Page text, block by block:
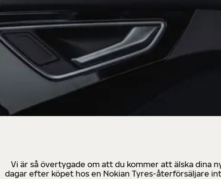
Vi är så övertygade om att du kommer att älska dina
dagar efter köpet hos en Nokian Tyres-återförsäljare